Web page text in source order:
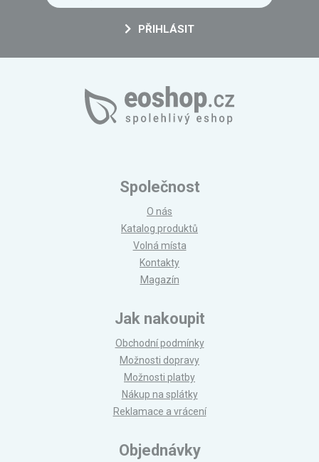
PŘIHLÁSIT
Společnost
O nás
Katalog produktů
Volná místa
Kontakty
Magazín
Jak nakoupit
Obchodní podmínky
Možnosti dopravy
Možnosti platby
Nákup na splátky
Reklamace a vrácení
Objednávky